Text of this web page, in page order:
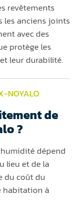
revêtements
les anciens joints
avec des
protège les
leur durabilité.
NOYALO
de
?
dépend
lieu et de la
du coût du
habitation à